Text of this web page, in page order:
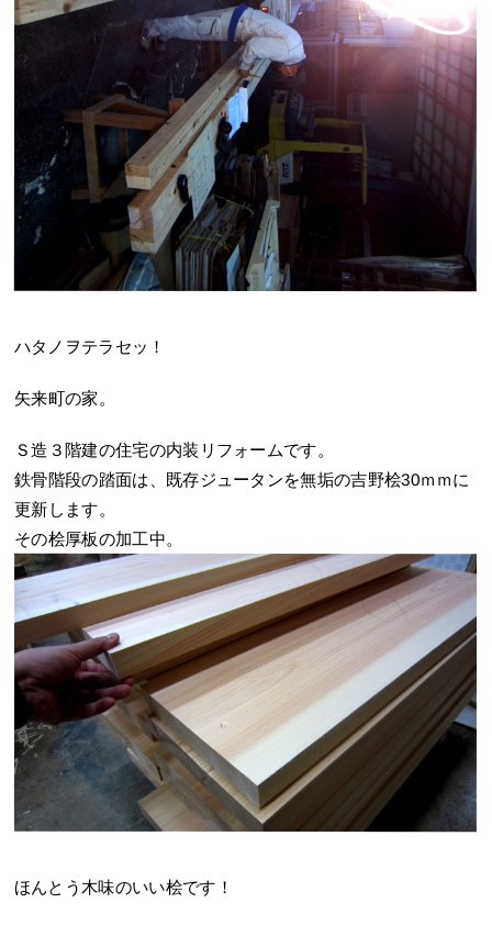
ハタノヲテラセッ！
矢来町の家。
Ｓ造３階建の住宅の内装リフォームです。
鉄骨階段の踏面は、既存ジュータンを無垢の吉野桧30ｍｍに
更新します。
その桧厚板の加工中。
ほんとう木味のいい桧です！